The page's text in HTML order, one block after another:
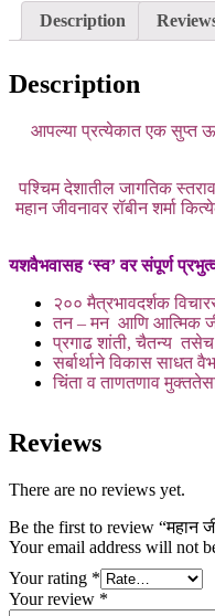
Description
Description
आपल्या प्रत्येकात एक सुप्त
पश्चिम देशातील जागतिक
महान जीवनावर रॉबीन शर्मा
यशवैभवासह ‘स्व’ वर संपूर्ण
२०० मैत्रभावदर्शक
तन – मन आणि आत्मिक
प्रगाढ शांती, चैतन्य
सर्बार्थाने विकास साधत
चिंता व ताणतणाव
Reviews
There are no reviews yet.
Be the first to review “महान
Your email address will not
Your rating *
Your review *